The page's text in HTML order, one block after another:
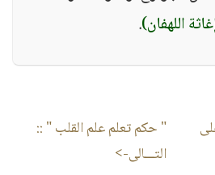
اللهفان).
" حكم تعلم علم القلب " ::
التـــالى->